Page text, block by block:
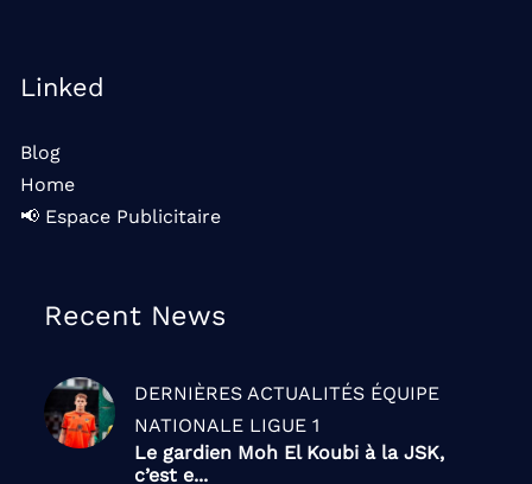
Linked
Blog
Home
📢 Espace Publicitaire
Recent News
DERNIÈRES ACTUALITÉS ÉQUIPE
NATIONALE LIGUE 1
Le gardien Moh El Koubi à la JSK,
c’est e...